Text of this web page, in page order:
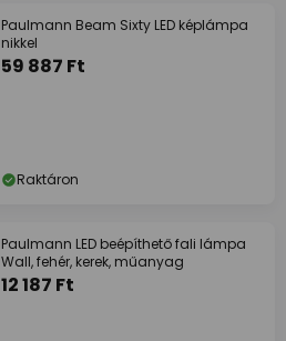
Paulmann Beam Sixty LED képlámpa
nikkel
59 887 Ft
Raktáron
Paulmann LED beépíthető fali lámpa
Wall, fehér, kerek, műanyag
12 187 Ft